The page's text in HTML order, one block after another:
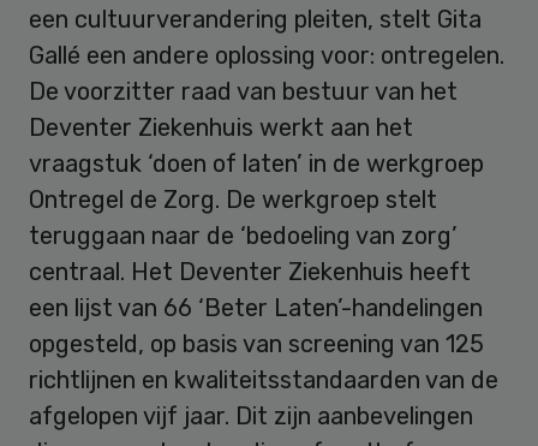
een cultuurverandering pleiten, stelt Gita
Gallé een andere oplossing voor: ontregelen.
De voorzitter raad van bestuur van het
Deventer Ziekenhuis werkt aan het
vraagstuk ‘doen of laten’ in de werkgroep
Ontregel de Zorg. De werkgroep stelt
teruggaan naar de ‘bedoeling van zorg’
centraal. Het Deventer Ziekenhuis heeft
een lijst van 66 ‘Beter Laten’-handelingen
opgesteld, op basis van screening van 125
richtlijnen en kwaliteitsstandaarden van de
afgelopen vijf jaar. Dit zijn aanbevelingen